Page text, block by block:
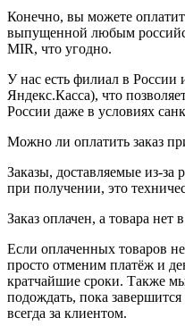
Конечно, вы можете
выпущенной любым
MIR, что угодно.
У нас есть филиал в
Яндекс.Касса), что
России даже в условиях
Можно ли оплатить заказ
Заказы, доставляемые из-
при получении, это
Заказ оплачен, а товара нет
Если оплаченных товаров
просто отменим платёж и
кратчайшие сроки. Также
подождать, пока
всегда за клиентом.